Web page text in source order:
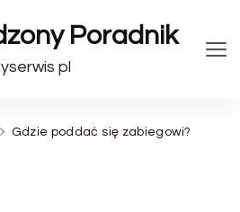
Poradnik
pl
Gdzie poddać się zabiegowi?